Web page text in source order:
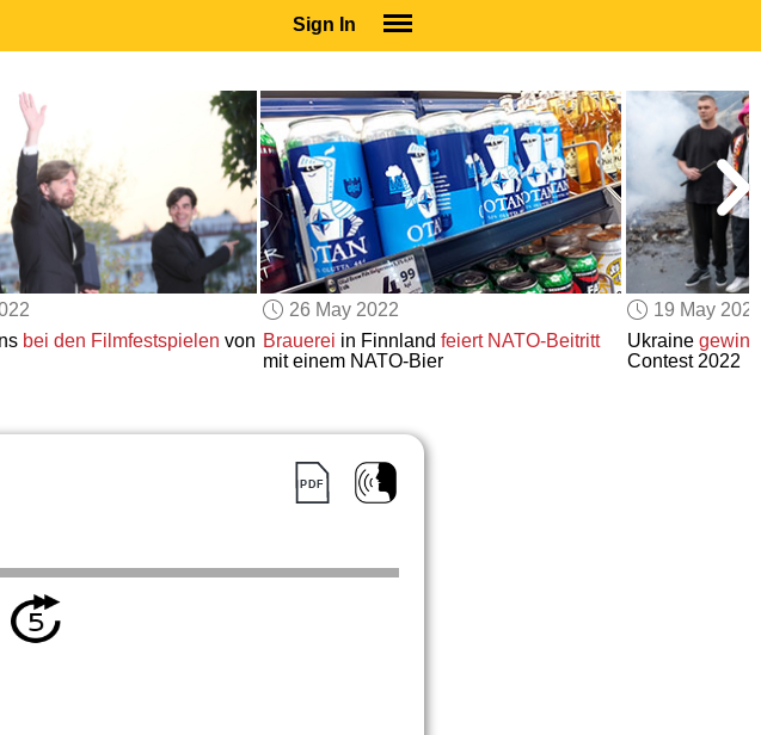
Sign In
SUBSCRIBE
EDUCATIONAL LICENSES
GIFT CARDS
OTHER LANGUAGES
ABOUT US
ALEXA
ADJUST COLORS
bei den Filmfestspielen von
26 May 2022
Brauerei in Finnland feiert NATO-Beitritt
mit einem NATO-Bier
19 May
Ukraine
Contest 2022